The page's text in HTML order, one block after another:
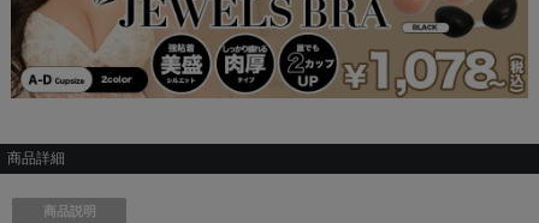
商品詳細
商品説明